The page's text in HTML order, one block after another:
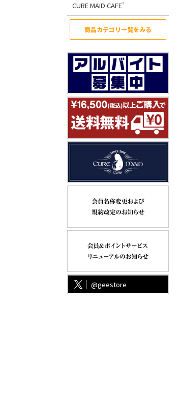
CURE MAID CAFE’
商品カテゴリ一覧をみる
@geestore